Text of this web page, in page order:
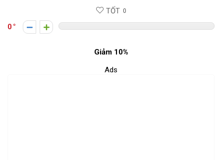
TỐT 0
0
Giảm 10%
Ads